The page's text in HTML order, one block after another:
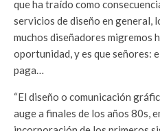
que ha traído como
servicios de diseño en general,
muchos diseñadores migremos
oportunidad, y es que señores:
paga…
“El diseño o comunicación
auge a finales de los años 80s,